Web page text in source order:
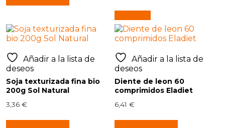
Añadir a la lista de
deseos
Soja texturizada fina bio
200g Sol Natural
3,36€
Añadir a la lista de
deseos
Diente de leon 60
comprimidos Eladiet
6,41€